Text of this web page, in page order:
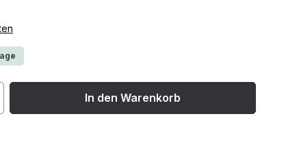
den gewünschten Wert ein oder
In den Warenkorb